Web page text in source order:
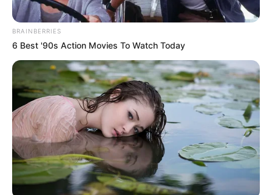
BRAINBERRIES
6 Best '90s Action Movies To Watch Today